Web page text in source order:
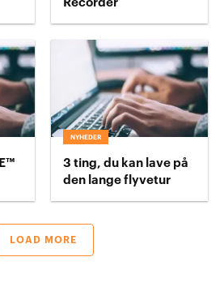
Recorder
NYHEDER
3 ting, du kan lave på
den lange flyvetur
LOAD MORE